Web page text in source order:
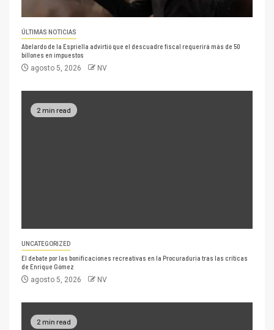
ÚLTIMAS NOTICIAS
Abelardo de la Espriella advirtió que el descuadre fiscal requerirá más de 50
billones en impuestos
agosto 5, 2026 NV
2 min read
UNCATEGORIZED
El debate por las bonificaciones recreativas en la Procuraduría tras las críticas
de Enrique Gómez
agosto 5, 2026 NV
2 min read